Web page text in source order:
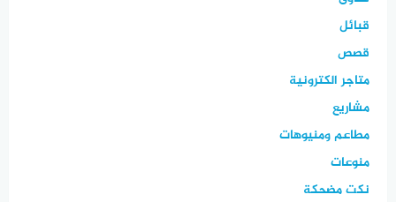
قبائل
قصص
متاجر الكترونية
مشاريع
مطاعم ومنيوهات
منوعات
نكت مضحكة